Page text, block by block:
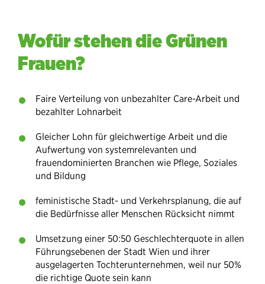
Wofür stehen die Grünen
Frauen?
Faire Verteilung von unbezahlter Care-Arbeit und
bezahlter Lohnarbeit
Gleicher Lohn für gleichwertige Arbeit und die
Aufwertung von systemrelevanten und
frauendominierten Branchen wie Pflege, Soziales
und Bildung
feministische Stadt- und Verkehrsplanung, die auf
die Bedürfnisse aller Menschen Rücksicht nimmt
Umsetzung einer 50:50 Geschlechterquote in allen
Führungsebenen der Stadt Wien und ihrer
ausgelagerten Tochterunternehmen, weil nur 50%
die richtige Quote sein kann